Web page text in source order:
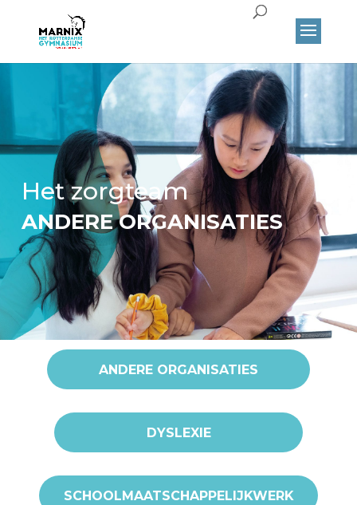
Het zorgteam
ANDERE ORGANISATIES
ANDERE ORGANISATIES
DYSLEXIE
SCHOOLMAATSCHAPPELIJKWERK